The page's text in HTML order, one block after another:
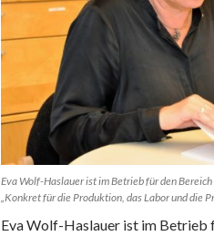
Eva Wolf-Haslauer ist im Betrieb für den
„Konkret für die Produktion, das Labor und die
Eva Wolf-Haslauer ist im Betrieb